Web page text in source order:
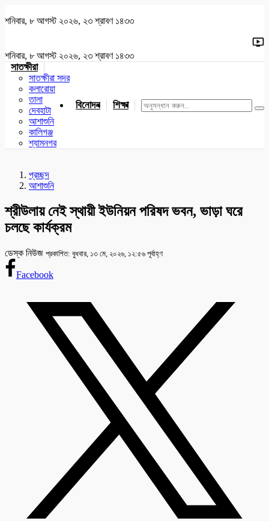
শনিবার, ৮ আগস্ট ২০২৬, ২৩ শ্রাবণ ১৪৩৩
শনিবার, ৮ আগস্ট ২০২৬, ২৩ শ্রাবণ ১৪৩৩
সাতক্ষীরা
সাতক্ষীরা সদর
কলারোয়া
তালা
দেবহাটা
আশাশুনি
কালিগঞ্জ
শ্যামনগর
বিনোদন শিক্ষা খেলাধুলা জাতীয় যশোর
প্রচ্ছদ
আশাশুনি
শ্রীউলায় নেই স্থায়ী ইউনিয়ন পরিষদ ভবন, ভাড়া ঘরে
চলছে কার্যক্রম
ডেস্ক নিউজ প্রকাশিত: বুধবার, ১৩ মে, ২০২৬, ১২:৫৬ পূর্বাহ্ণ
Facebook